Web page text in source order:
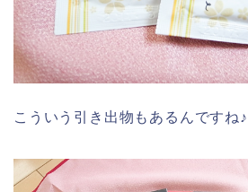
こういう引き出物もあるんですね♪